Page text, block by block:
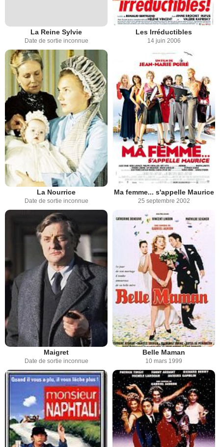
La Reine Sylvie
Date de sortie inconnue
Les Irréductibles
14 juin 2006
La Nourrice
Date de sortie inconnue
Ma femme... s'appelle Maurice
25 septembre 2002
Maigret
Date de sortie inconnue
Belle Maman
10 mars 1999